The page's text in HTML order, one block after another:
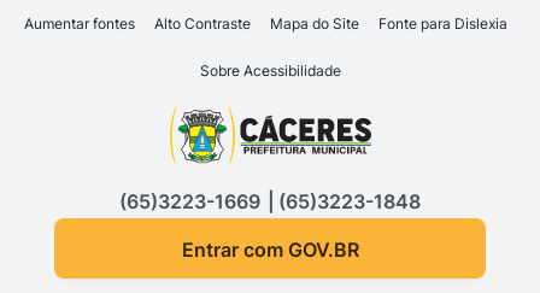
Seção de atalhos e links
Ir para o conteúdo [alt+1]
Ir para o rodapé [alt+4]
Aumentar fontes Alto Contraste Mapa do Site Fonte para Dislexia
Sobre Acessibilidade
Seção do menu principal
(65)3223-1669
(65)3223-1848
Entrar com GOV.BR